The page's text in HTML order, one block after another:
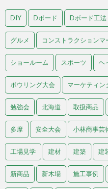
DIY Dボード Dボード工法
グルメ コンストラクションマ
ショールーム スポーツ ヘ
ボウリング大会 マーケティン
勉強会 北海道 取扱商品
多摩 安全大会 小林商事芸
工場見学 建材 建築 建
新商品 新木場 施工事例